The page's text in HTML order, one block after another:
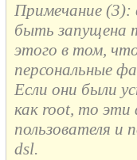
Примечание (3):
быть запущена
этого в том,
персональные
Если они были
как root, то эти
пользователя и
dsl.